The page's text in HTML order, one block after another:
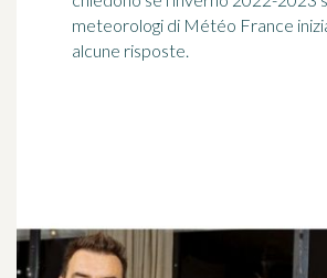
meteorologi di Météo France
alcune risposte.